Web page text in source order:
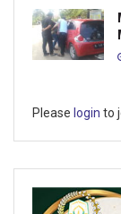
Please login to